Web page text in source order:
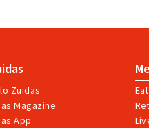
Zuidas
Magazine
App